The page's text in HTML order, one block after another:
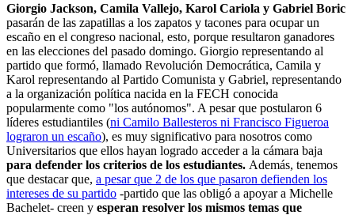
Giorgio Jackson, Camila Vallejo, Karol Cariola y Gabriel Boric
pasarán de las zapatillas a los zapatos y tacones para ocupar un
escaño en el congreso nacional, esto, porque resultaron ganadores
en las elecciones del pasado domingo. Giorgio representando al
partido que formó, llamado Revolución Democrática, Camila y
Karol representando al Partido Comunista y Gabriel, representando
a la organización política nacida en la FECH conocida
popularmente como "los autónomos". A pesar que postularon 6
líderes estudiantiles (ni Camilo Ballesteros ni Francisco Figueroa
lograron un escaño), es muy significativo para nosotros como
Universitarios que ellos hayan logrado acceder a la cámara baja
para defender los criterios de los estudiantes. Además, tenemos
que destacar que, a pesar que 2 de los que pasaron defienden los
intereses de su partido -partido que las obligó a apoyar a Michelle
Bachelet- creen y esperan resolver los mismos temas que